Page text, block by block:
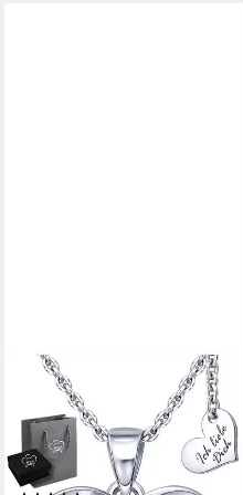
LIMANA
Herzkette Liebesbeweis
Schmuck Damen 925 Silber
gold vergoldet Halskette
(Geschenk Frau Freundin,